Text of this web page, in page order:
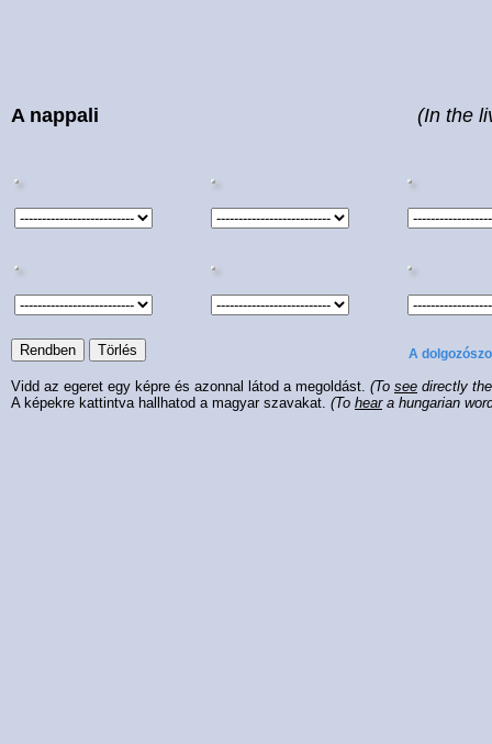
A nappali (In the
A
Vidd az egeret egy képre és azonnal látod a megoldást. (To see directly
A képekre kattintva hallhatod a magyar szavakat. (To heara hungarian